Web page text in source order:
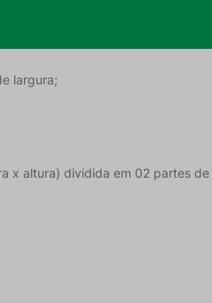
largura;
x altura) dividida em 02 partes